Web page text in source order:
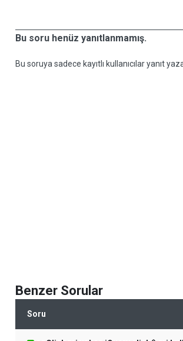
Bu soru henüz yanıtlanmamış.
Bu soruya sadece kayıtlı kullanıcılar yanıt
Benzer Sorular
Soru